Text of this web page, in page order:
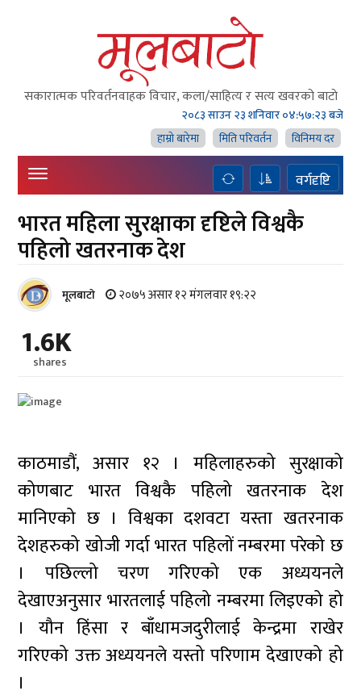
सकारात्मक परिवर्तनवाहक विचार, कला/साहित्य र सत्य खवरको बाटाे
२०८३ साउन २३ शनिवार०४:५७:२४ बजे
हाम्राे बारेमा
मिति परिवर्तन विनिमय दर
वर्गदृष्टि
भारत महिला सुरक्षाका दृष्टिले विश्वकै
पहिलो खतरनाक देश
मूलबाटाे २०७५ असार १२ मंगलवार १९:२२
1.6K
shares
काठमाडौं, असार १२ । महिलाहरुको सुरक्षाको
कोणबाट भारत विश्वकै पहिलो खतरनाक देश
मानिएको छ । विश्वका दशवटा यस्ता खतरनाक
देशहरुको खोजी गर्दा भारत पहिलों नम्बरमा परेको छ
। पछिल्लो चरण गरिएको एक अध्ययनले
देखाएअनुसार भारतलाई पहिलो नम्बरमा लिइएको हो
। यौन हिंसा र बाँधामजदुरीलाई केन्द्रमा राखेर
गरिएको उक्त अध्ययनले यस्तो परिणाम देखाएको हो
।